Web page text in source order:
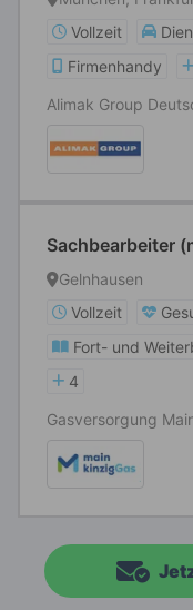
Vollzeit
Firmenhandy
Alimak Group
Sachbearbeiter
Gelnhausen
Vollzeit
Fort- und
4
Gasversorgung